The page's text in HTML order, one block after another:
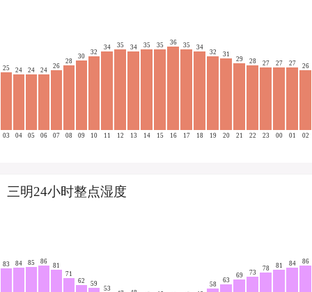
25
03
24
04
24
05
24
06
26
07
28
08
30
09
32
10
34
11
35
12
34
13
35
14
35
15
36
16
35
17
34
18
32
19
31
20
29
21
28
22
27
23
27
00
27
01
26
02
三明24小时整点湿度
83 84 85 86
81
71
62 59
53
58
63
69 73
78 81 84 86